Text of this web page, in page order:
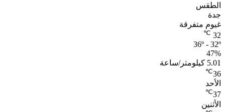
الطقس
جدة
غيوم متفرقة
32
℃
36º - 32º
47%
5.01 كيلومتر/ساعة
36
℃
الأحد
37
℃
الأثنين